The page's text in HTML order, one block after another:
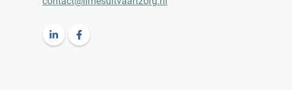
Volg ons op LinkedIn Limes Uitvaartzorg